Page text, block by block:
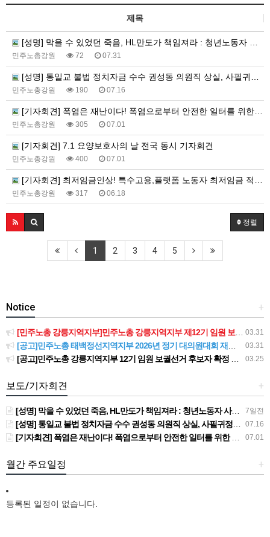
제목
[성명] 막을 수 있었던 죽음, HL만도가 책임져라 : 청년노동자 사망사고의 철저한 진상규명과 재발방지 대책 마련하라
민주노총강원 72 07.31
[성명] 통일교 불법 정치자금 수수 권성동 의원직 상실, 사필귀정이다
민주노총강원 190 07.16
[기자회견] 폭염은 재난이다! 폭염으로부터 안전한 일터를 위한 민주노총 강원지역본부 폭염감시단 선포 기자회견
민주노총강원 305 07.01
[기자회견] 7.1 요양보호사의 날 전국 동시 기자회견
민주노총강원 400 07.01
[기자회견] 최저임금인상! 특수고용,플랫폼 노동자 최저임금 적용 촉구 강원지역본부 기자회견
민주노총강원 317 06.18
정렬
1 2 3 4 5
+
Notice
03.31
[민주노총 강릉지역지부]민주노총 강릉지역지부 제12기 임원 보궐선거결과 공고
03.31
[공고]민주노총 태백정선지역지부 2026년 정기 대의원대회 재소집 건
03.25
[공고]민주노총 강릉지역지부 12기 임원 보궐선거 후보자 확정 공고
+
보도/기자회견
7일전
[성명] 막을 수 있었던 죽음, HL만도가 책임져라 : 청년노동자 사망사고의 철저한 진상규명과 재발방지 대책 마련하라
07.16
[성명] 통일교 불법 정치자금 수수 권성동 의원직 상실, 사필귀정이다
07.01
[기자회견] 폭염은 재난이다! 폭염으로부터 안전한 일터를 위한 민주노총 강원지역본부 폭염감시단 선포 기자회견
+
월간 주요일정
등록된 일정이 없습니다.